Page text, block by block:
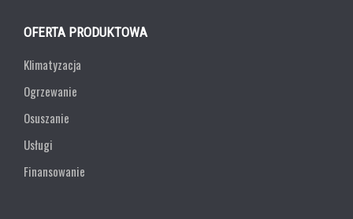
OFERTA PRODUKTOWA
Klimatyzacja
Ogrzewanie
Osuszanie
Usługi
Finansowanie